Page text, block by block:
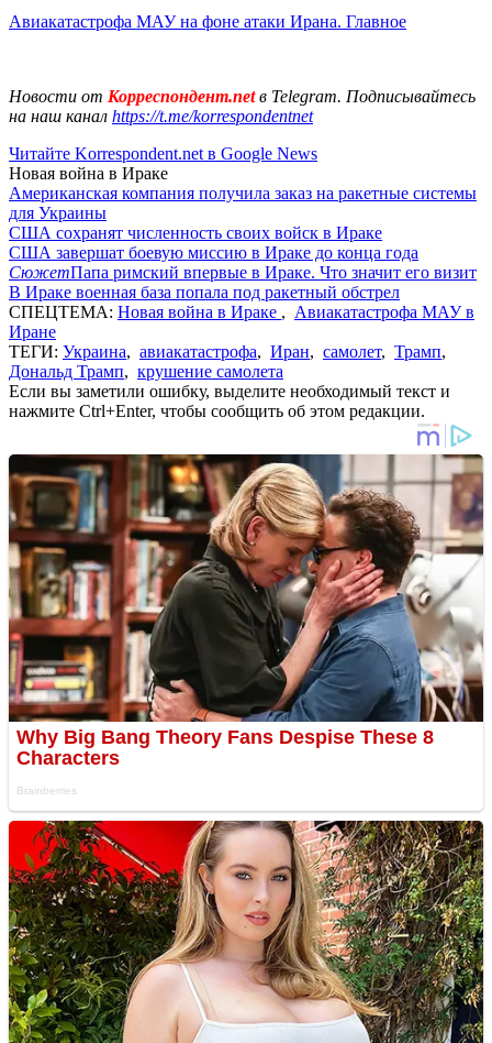
Авиакатастрофа МАУ на фоне атаки Ирана. Главное
Новости от Корреспондент.netв Telegram. Подписывайтесь
на наш канал https://t.me/korrespondentnet
Читайте Korrespondent.net в Google News
Новая война в Ираке
Американская компания получила заказ на ракетные системы
для Украины
США сохранят численность своих войск в Ираке
США завершат боевую миссию в Ираке до конца года
СюжетПапа римский впервые в Ираке. Что значит его визит
В Ираке военная база попала под ракетный обстрел
СПЕЦТЕМА: Новая война в Ираке , Авиакатастрофа МАУ в
Иране
ТЕГИ: Украина, авиакатастрофа, Иран, самолет, Трамп,
Дональд Трамп, крушение самолета
Если вы заметили ошибку, выделите необходимый текст и
нажмите Ctrl+Enter, чтобы сообщить об этом редакции.